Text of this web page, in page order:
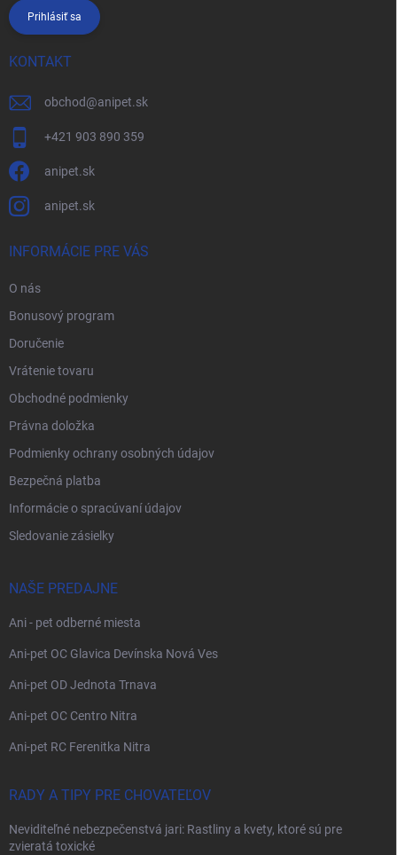
Prihlásiť sa
KONTAKT
obchod@anipet.sk
+421 903 890 359
anipet.sk
anipet.sk
INFORMÁCIE PRE VÁS
O nás
Bonusový program
Doručenie
Vrátenie tovaru
Obchodné podmienky
Právna doložka
Podmienky ochrany osobných údajov
Bezpečná platba
Informácie o spracúvaní údajov
Sledovanie zásielky
NAŠE PREDAJNE
Ani - pet odberné miesta
Ani-pet OC Glavica Devínska Nová Ves
Ani-pet OD Jednota Trnava
Ani-pet OC Centro Nitra
Ani-pet RC Ferenitka Nitra
RADY A TIPY PRE CHOVATEĽOV
Neviditeľné nebezpečenstvá jari: Rastliny a kvety, ktoré sú pre
zvieratá toxické